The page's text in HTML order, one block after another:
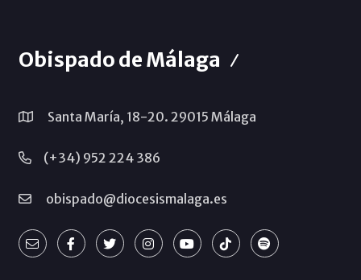
Obispado de Málaga
Santa María, 18-20. 29015 Málaga
(+34) 952 224 386
obispado@diocesismalaga.es